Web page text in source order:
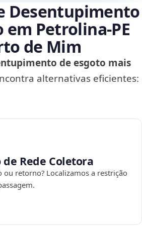
Desentupimento
em Petrolina‑PE
de Mim
de esgoto mais
alternativas eficientes:
Rede Coletora
retorno? Localizamos a restrição